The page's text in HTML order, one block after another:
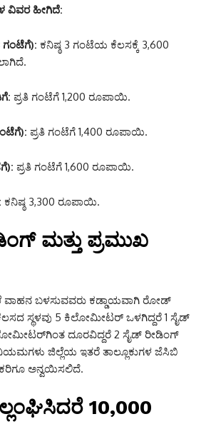
ವಿವರ ಹೀಗಿದೆ:
ಗಂಟೆಗೆ): ಕನಿಷ್ಠ 3 ಗಂಟೆಯ ಕೆಲಸಕ್ಕೆ 3,600
ಪ್ರತಿ ಗಂಟೆಗೆ 1,200 ರೂಪಾಯಿ.
ಪ್ರತಿ ಗಂಟೆಗೆ 1,400 ರೂಪಾಯಿ.
ಪ್ರತಿ ಗಂಟೆಗೆ 1,600 ರೂಪಾಯಿ.
ಕನಿಷ್ಠ 3,300 ರೂಪಾಯಿ.
ಮತ್ತು ಪ್ರಮುಖ
ಬಳಸುವವರು ಕಡ್ಡಾಯವಾಗಿ ರೋಡ್
ಸ್ಥಳವು 5 ಕಿಲೋಮೀಟರ್ ಒಳಗಿದ್ದರೆ 1 ಸೈಡ್
ದೂರವಿದ್ದರೆ 2 ಸೈಡ್ ರೀಡಿಂಗ್
ಜಿಲ್ಲೆಯ ಇತರೆ ತಾಲ್ಲೂಕುಗಳ ಜೆಸಿಬಿ
ಅನ್ವಯಿಸಲಿದೆ.
₹10,000